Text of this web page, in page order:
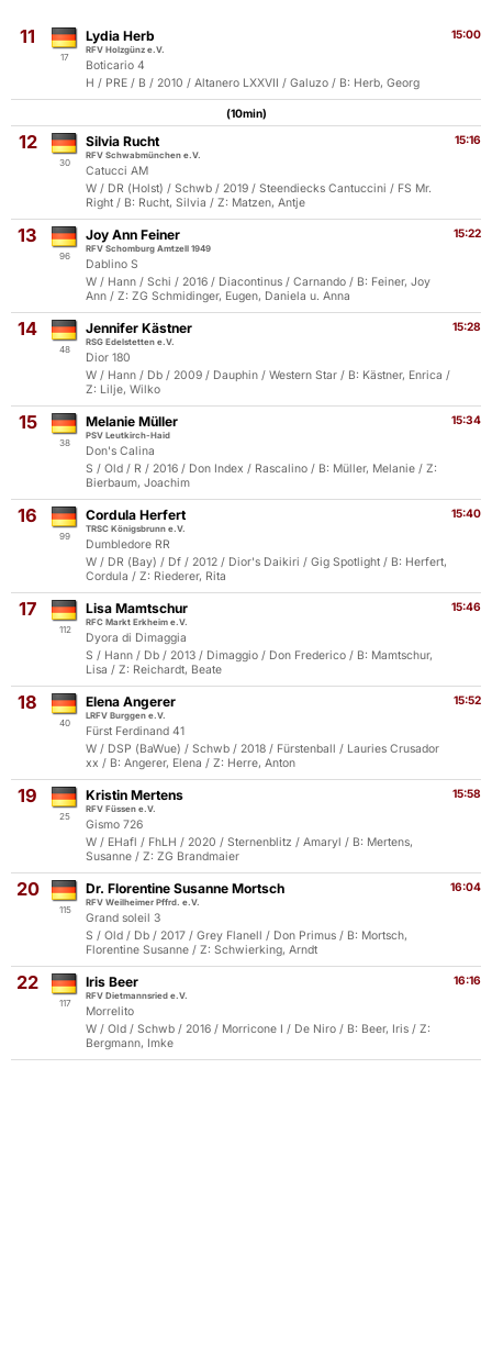
11
17
15:00
Lydia Herb
RFV Holzgünz e.V.
Boticario 4
H / PRE / B / 2010 / Altanero LXXVII / Galuzo / B: Herb, Georg
(10min)
12
30
15:16
Silvia Rucht
RFV Schwabmünchen e.V.
Catucci AM
W / DR (Holst) / Schwb / 2019 / Steendiecks Cantuccini / FS Mr.
Right / B: Rucht, Silvia / Z: Matzen, Antje
13
96
15:22
Joy Ann Feiner
RFV Schomburg Amtzell 1949
Dablino S
W / Hann / Schi / 2016 / Diacontinus / Carnando / B: Feiner, Joy
Ann / Z: ZG Schmidinger, Eugen, Daniela u. Anna
14
48
15:28
Jennifer Kästner
RSG Edelstetten e.V.
Dior 180
W / Hann / Db / 2009 / Dauphin / Western Star / B: Kästner, Enrica /
Z: Lilje, Wilko
15
38
15:34
Melanie Müller
PSV Leutkirch-Haid
Don's Calina
S / Old / R / 2016 / Don Index / Rascalino / B: Müller, Melanie / Z:
Bierbaum, Joachim
16
99
15:40
Cordula Herfert
TRSC Königsbrunn e.V.
Dumbledore RR
W / DR (Bay) / Df / 2012 / Dior's Daikiri / Gig Spotlight / B: Herfert,
Cordula / Z: Riederer, Rita
17
112
15:46
Lisa Mamtschur
RFC Markt Erkheim e.V.
Dyora di Dimaggia
S / Hann / Db / 2013 / Dimaggio / Don Frederico / B: Mamtschur,
Lisa / Z: Reichardt, Beate
18
40
15:52
Elena Angerer
LRFV Burggen e.V.
Fürst Ferdinand 41
W / DSP (BaWue) / Schwb / 2018 / Fürstenball / Lauries Crusador
xx / B: Angerer, Elena / Z: Herre, Anton
19
25
15:58
Kristin Mertens
RFV Füssen e.V.
Gismo 726
W / EHafl / FhLH / 2020 / Sternenblitz / Amaryl / B: Mertens,
Susanne / Z: ZG Brandmaier
20
115
16:04
Dr. Florentine Susanne Mortsch
RFV Weilheimer Pffrd. e.V.
Grand soleil 3
S / Old / Db / 2017 / Grey Flanell / Don Primus / B: Mortsch,
Florentine Susanne / Z: Schwierking, Arndt
22
117
16:16
Iris Beer
RFV Dietmannsried e.V.
Morrelito
W / Old / Schwb / 2016 / Morricone I / De Niro / B: Beer, Iris / Z:
Bergmann, Imke